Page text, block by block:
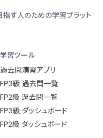
す人のための学習プラット
学習ツール
過去問演習アプリ
FP3級 過去問一覧
FP2級 過去問一覧
FP3級 ダッシュボード
FP2級 ダッシュボード